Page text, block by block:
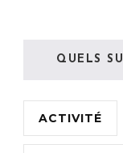
QUELS
ACTIVITÉ